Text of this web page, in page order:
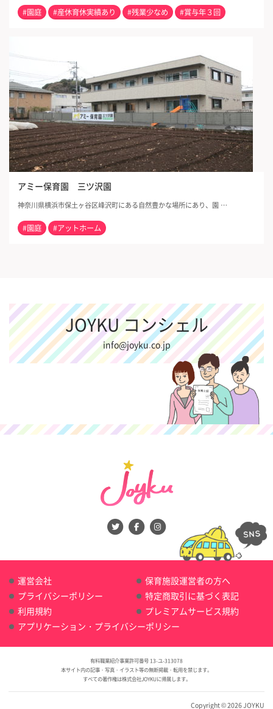
#園庭 #産休育休実績あり #残業少なめ #賞与年３回
アミー保育園 三ツ沢園
神奈川県横浜市保土ヶ谷区峰沢町にある自然豊かな場所にあり、園 …
#園庭 #アットホーム
JOYKU コンシェル
info@joyku.co.jp
運営会社
保育施設運営者の方へ
プライバシーポリシー
特定商取引に基づく表記
利用規約
プレミアムサービス規約
アプリケーション・プライバシーポリシー
有料職業紹介事業許可番号 13-ユ-313078
本サイト内の記事・写真・イラスト等の無断掲載・転用を禁じます。
すべての著作権は株式会社JOYKUに帰属します。
Copyright © 2026 JOYKU